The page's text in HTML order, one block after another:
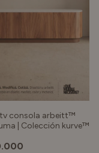
consola arbeitt™
| Colección kurve™